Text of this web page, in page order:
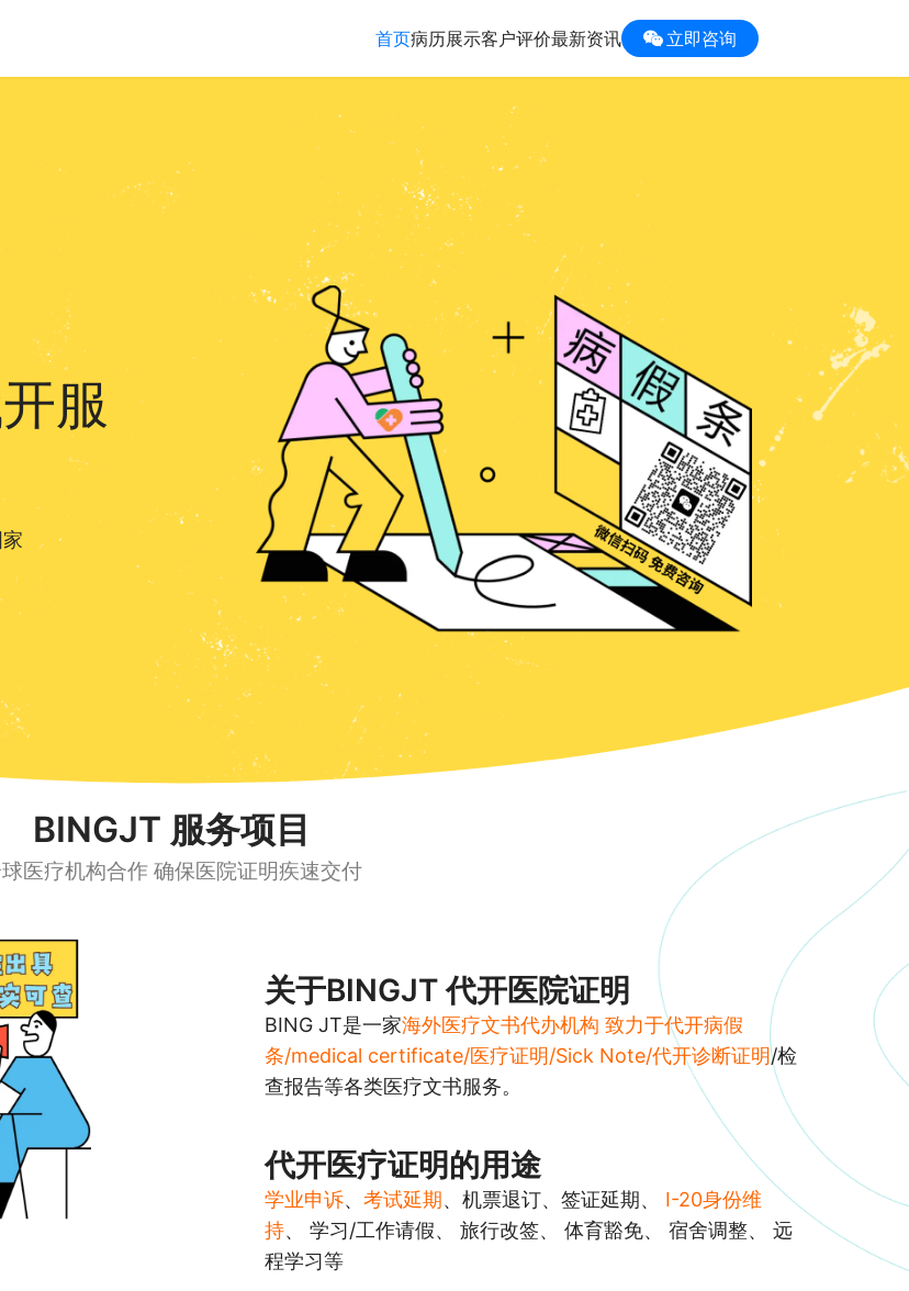
首页病历展示客户评价最新资讯 立即咨询
服
BINGJT 服务项目
医疗机构合作 确保医院证明疾速交付
关于BINGJT 代开医院证明
BING JT是一家海外医疗文书代办机构 致力于代开病假
条/medical certificate/医疗证明/Sick Note/代开诊断证明/检
查报告等各类医疗文书服务。
代开医疗证明的用途
学业申诉、 考试延期、机票退订、签证延期、 I-20身份维
持、 学习/工作请假、 旅行改签、 体育豁免、 宿舍调整、 远
程学习等